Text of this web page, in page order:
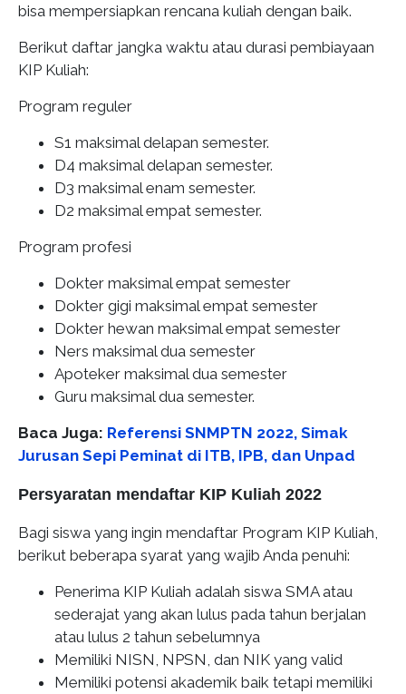
bisa mempersiapkan rencana kuliah dengan baik.
Berikut daftar jangka waktu atau durasi pembiayaan
KIP Kuliah:
Program reguler
S1 maksimal delapan semester.
D4 maksimal delapan semester.
D3 maksimal enam semester.
D2 maksimal empat semester.
Program profesi
Dokter maksimal empat semester
Dokter gigi maksimal empat semester
Dokter hewan maksimal empat semester
Ners maksimal dua semester
Apoteker maksimal dua semester
Guru maksimal dua semester.
Baca Juga: Referensi SNMPTN 2022, Simak
Jurusan Sepi Peminat di ITB, IPB, dan Unpad
Persyaratan mendaftar KIP Kuliah 2022
Bagi siswa yang ingin mendaftar Program KIP Kuliah,
berikut beberapa syarat yang wajib Anda penuhi:
Penerima KIP Kuliah adalah siswa SMA atau
sederajat yang akan lulus pada tahun berjalan
atau lulus 2 tahun sebelumnya
Memiliki NISN, NPSN, dan NIK yang valid
Memiliki potensi akademik baik tetapi memiliki